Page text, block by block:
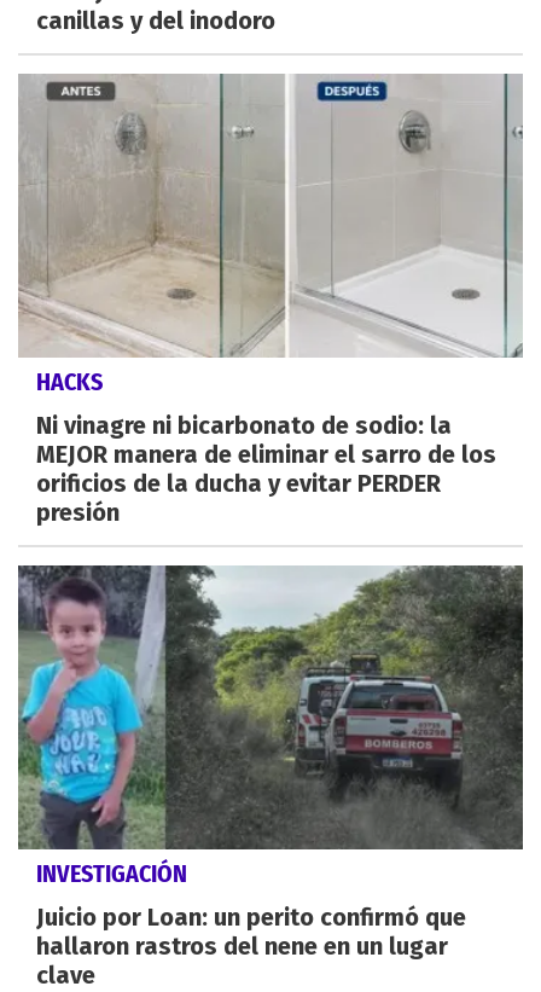
canillas y del inodoro
HACKS
Ni vinagre ni bicarbonato de sodio: la
MEJOR manera de eliminar el sarro de los
orificios de la ducha y evitar PERDER
presión
INVESTIGACIÓN
Juicio por Loan: un perito confirmó que
hallaron rastros del nene en un lugar
clave